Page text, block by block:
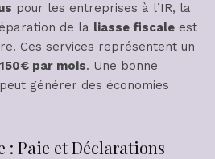
pour les entreprises à l’IR, la
de la liasse fiscale est
Ces services représentent un
par mois. Une bonne
peut générer des économies
: Paie et Déclarations